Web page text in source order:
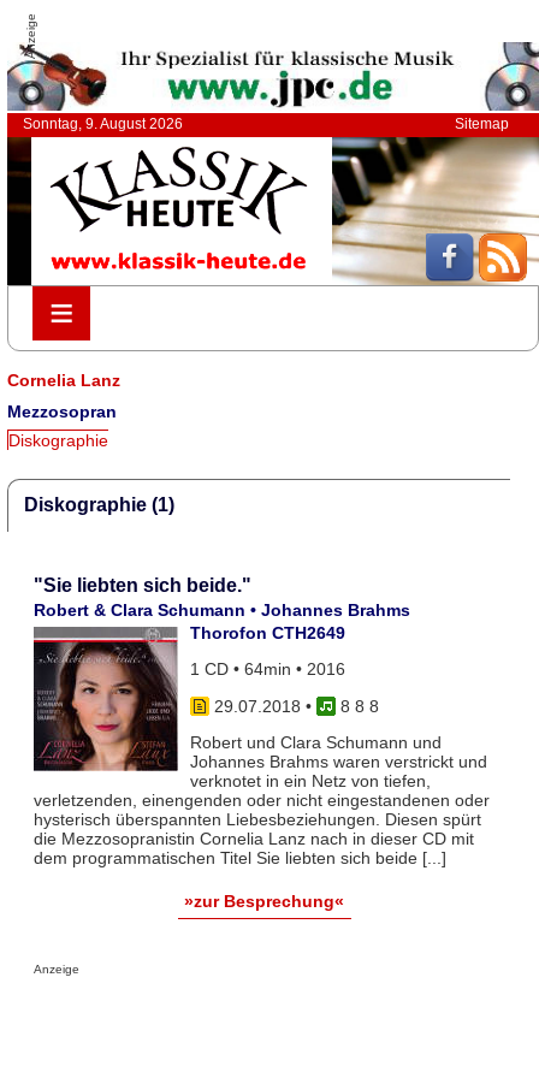
Anzeige
Sonntag, 9. August 2026 Sitemap
≡
≡
Cornelia Lanz
Mezzosopran
Diskographie
Diskographie (1)
"Sie liebten sich beide."
Robert & Clara Schumann • Johannes Brahms
Thorofon CTH2649
1 CD • 64min • 2016
29.07.2018 •
8 8 8
Robert und Clara Schumann und
Johannes Brahms waren verstrickt und
verknotet in ein Netz von tiefen,
verletzenden, einengenden oder nicht eingestandenen oder
hysterisch überspannten Liebesbeziehungen. Diesen spürt
die Mezzosopranistin Cornelia Lanz nach in dieser CD mit
dem programmatischen Titel Sie liebten sich beide [...]
»zur Besprechung«
Anzeige